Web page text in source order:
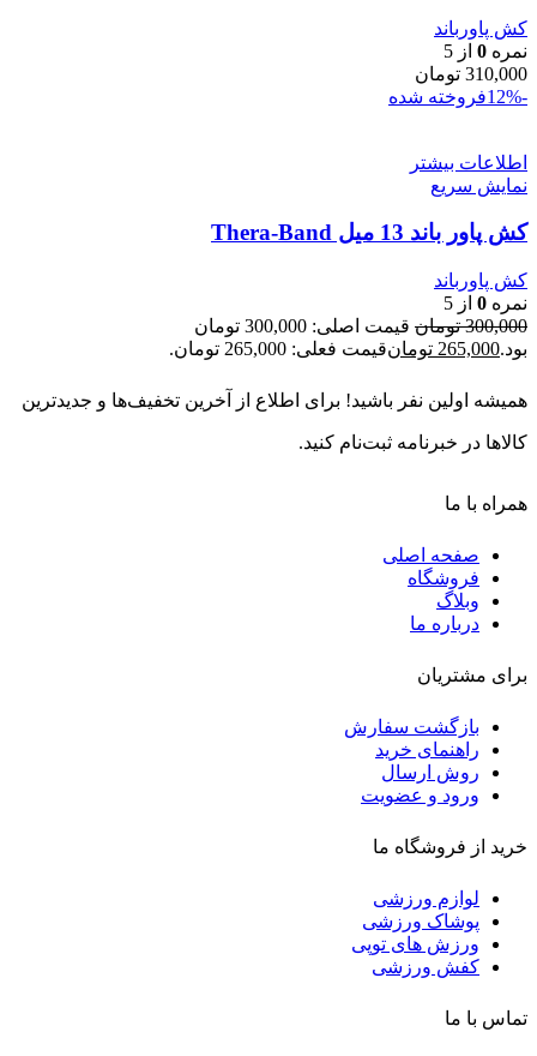
کش پاورباند
نمره 0 از 5
310,000 تومان
-12%
فروخته شده
اطلاعات بیشتر
نمایش سریع
کش پاور باند 13 میل Thera-Band
کش پاورباند
نمره 0 از 5
300,000 تومان
قیمت اصلی: 300,000 تومان
بود.265,000 تومانقیمت فعلی: 265,000 تومان.
همیشه اولین نفر باشید! برای اطلاع از آخرین تخفیف‌ها و جدیدترین
کالاها در خبرنامه ثبت‌نام کنید.
همراه با ما
صفحه اصلی
فروشگاه
وبلاگ
درباره ما
برای مشتریان
بازگشت سفارش
راهنمای خرید
روش ارسال
ورود و عضویت
خرید از فروشگاه ما
لوازم ورزشی
پوشاک ورزشی
ورزش های توپی
کفش ورزشی
تماس با ما